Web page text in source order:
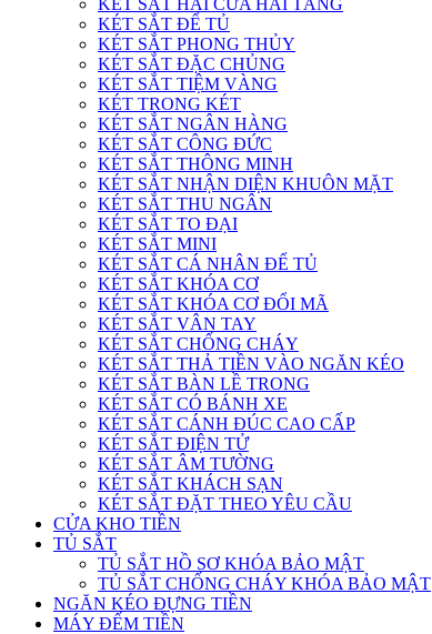
KÉT SẮT HAI CỬA HAI TẦNG
KÉT SẮT ĐỂ TỦ
KÉT SẮT PHONG THỦY
KÉT SẮT ĐẶC CHỦNG
KÉT SẮT TIỆM VÀNG
KÉT TRONG KÉT
KÉT SẮT NGÂN HÀNG
KÉT SẮT CÔNG ĐỨC
KÉT SẮT THÔNG MINH
KÉT SẮT NHẬN DIỆN KHUÔN MẶT
KÉT SẮT THU NGÂN
KÉT SẮT TO ĐẠI
KÉT SẮT MINI
KÉT SẮT CÁ NHÂN ĐỂ TỦ
KÉT SẮT KHÓA CƠ
KÉT SẮT KHÓA CƠ ĐỔI MÃ
KÉT SẮT VÂN TAY
KÉT SẮT CHỐNG CHÁY
KÉT SẮT THẢ TIỀN VÀO NGĂN KÉO
KÉT SẮT BÀN LỀ TRONG
KÉT SẮT CÓ BÁNH XE
KÉT SẮT CÁNH ĐÚC CAO CẤP
KÉT SẮT ĐIỆN TỬ
KÉT SẮT ÂM TƯỜNG
KÉT SẮT KHÁCH SẠN
KÉT SẮT ĐẶT THEO YÊU CẦU
CỬA KHO TIỀN
TỦ SẮT
TỦ SẮT HỒ SƠ KHÓA BẢO MẬT
TỦ SẮT CHỐNG CHÁY KHÓA BẢO MẬT
NGĂN KÉO ĐỰNG TIỀN
MÁY ĐẾM TIỀN